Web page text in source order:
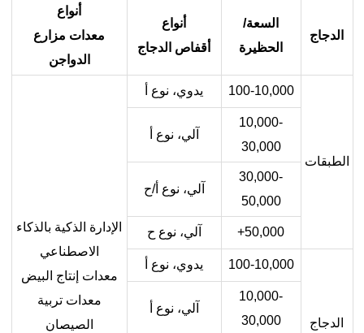
الدجاج
السعة/
الحظيرة
أنواع
أقفاص الدجاج
أنواع
معدات مزارع
الدواجن
الطبقات
100-10,000 يدوي، نوع أ
الإدارة الذكية بالذكاء
الاصطناعي
معدات إنتاج البيض
معدات تربية
الصيصان
10,000-
30,000
آلي، نوع أ
30,000-
50,000
آلي، نوع أ/ح
50,000+ آلي، نوع ح
الدجاج
100-10,000 يدوي، نوع أ
10,000-
30,000
آلي، نوع أ